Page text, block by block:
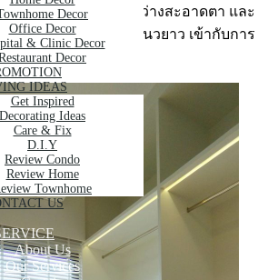
Decor
Office Decor
& Clinic Decor
Decor
IDEAS
Get Inspired
Decorating Ideas
Care & Fix
D.I.Y
Review Condo
Review Home
Townhome
US
About Us
Our Services
ให้ความรู้สึกดูคลีน สว่างสะอาดตา และ
สี่เหลี่ยมผืนผ้าเรียบๆแนวยาว เข้ากับการ